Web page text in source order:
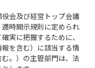
会及び経営トップ会議
時開示規則に定められ
実に把握するために、
を含む）に該当する情
。）の主管部門は、法